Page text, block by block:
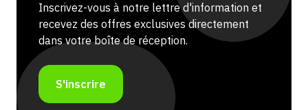
Inscrivez-vous à notre lettre d'information et
recevez des offres exclusives directement
dans votre boîte de réception.
S'inscrire